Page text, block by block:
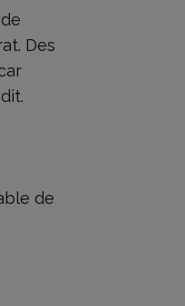
Des
de